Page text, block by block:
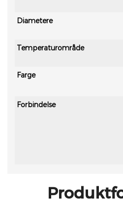
Diametere
Temperaturområde
Farge
Forbindelse